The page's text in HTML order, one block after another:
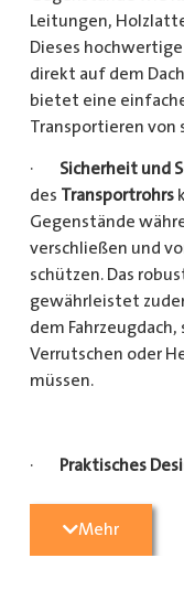
Leitungen,
Dieses hochwertige
direkt auf dem
bietet eine
Transportieren von
· Sicherheit und
des Transportrohrs
Gegenstände
verschließen und
schützen. Das
gewährleistet
dem Fahrzeugdach,
Verrutschen oder
müssen.
· Praktisches
Gegenständen
Mehr